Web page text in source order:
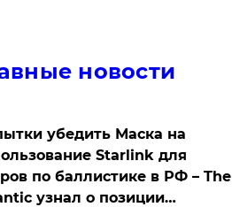
новости
убедить Маска на
Starlink для
по баллистике в РФ – The
узнал о позиции